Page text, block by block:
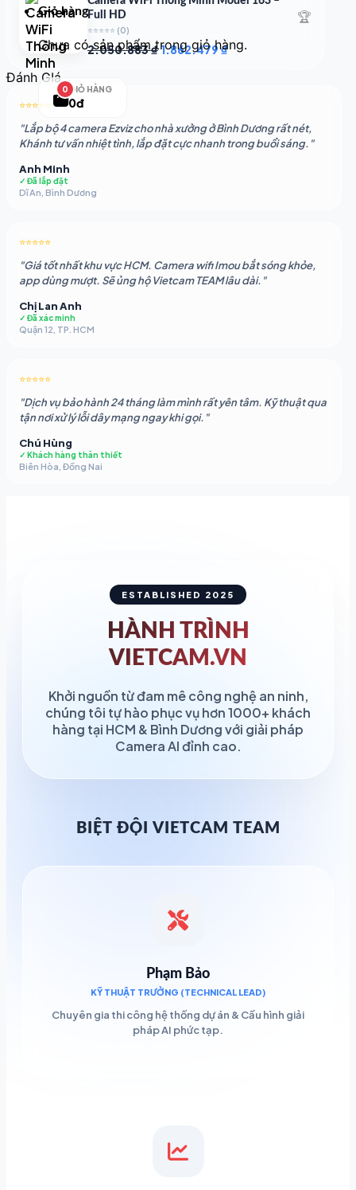
Giỏ hàng
Chưa có sản phẩm trong giỏ hàng.
0 GIỎ HÀNG
0đ
1.541.483 ₫.
Full HD
⭐⭐⭐⭐⭐ (0)
2.050.883₫Giá
1.862.479₫Giá
🏆
Đánh GIá
⭐⭐⭐⭐⭐
"Lắp bộ 4 camera Ezviz cho nhà xưởng ở Bình Dương rất nét,
Khánh tư vấn nhiệt tình, lắp đặt cực nhanh trong buổi sáng."
Anh Minh
✓ Đã lắp đặt
Dĩ An, Bình Dương
⭐⭐⭐⭐⭐
"Giá tốt nhất khu vực HCM. Camera wifi Imou bắt sóng khỏe,
app dùng mượt. Sẽ ủng hộ Vietcam TEAM lâu dài."
Chị Lan Anh
✓ Đã xác minh
Quận 12, TP. HCM
⭐⭐⭐⭐⭐
"Dịch vụ bảo hành 24 tháng làm mình rất yên tâm. Kỹ thuật qua
tận nơi xử lý lỗi dây mạng ngay khi gọi."
Chú Hùng
✓ Khách hàng thân thiết
Biên Hòa, Đồng Nai
ESTABLISHED 2025
HÀNH TRÌNH
VIETCAM.VN
Khởi nguồn từ đam mê công nghệ an ninh,
chúng tôi tự hào phục vụ hơn 1000+ khách
hàng tại HCM & Bình Dương với giải pháp
Camera AI đỉnh cao.
BIỆT ĐỘI VIETCAM TEAM
Phạm Bảo
KỸ THUẬT TRƯỞNG (TECHNICAL LEAD)
Chuyên gia thi công hệ thống dự án & Cấu hình giải
pháp AI phức tạp.